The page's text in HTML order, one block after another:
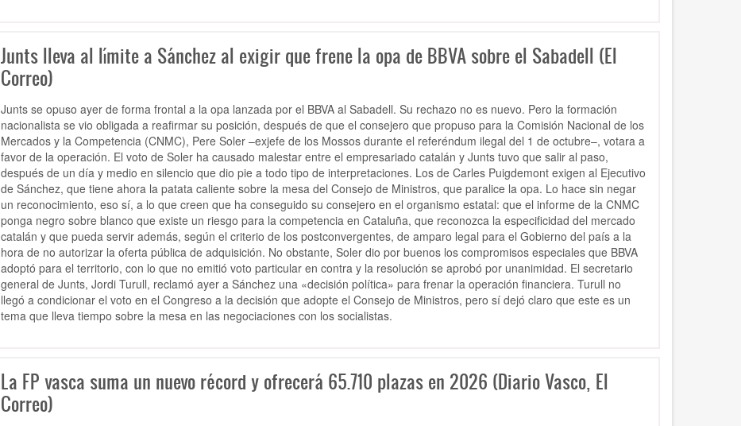
Junts lleva al límite a Sánchez al exigir que frene la opa de BBVA sobre el Sabadell (El
Correo)
Junts se opuso ayer de forma frontal a la opa lanzada por el BBVA al Sabadell. Su rechazo no es nuevo. Pero la formación
nacionalista se vio obligada a reafirmar su posición, después de que el consejero que propuso para la Comisión Nacional de los
Mercados y la Competencia (CNMC), Pere Soler –exjefe de los Mossos durante el referéndum ilegal del 1 de octubre–, votara a
favor de la operación. El voto de Soler ha causado malestar entre el empresariado catalán y Junts tuvo que salir al paso,
después de un día y medio en silencio que dio pie a todo tipo de interpretaciones. Los de Carles Puigdemont exigen al Ejecutivo
de Sánchez, que tiene ahora la patata caliente sobre la mesa del Consejo de Ministros, que paralice la opa. Lo hace sin negar
un reconocimiento, eso sí, a lo que creen que ha conseguido su consejero en el organismo estatal: que el informe de la CNMC
ponga negro sobre blanco que existe un riesgo para la competencia en Cataluña, que reconozca la especificidad del mercado
catalán y que pueda servir además, según el criterio de los postconvergentes, de amparo legal para el Gobierno del país a la
hora de no autorizar la oferta pública de adquisición. No obstante, Soler dio por buenos los compromisos especiales que BBVA
adoptó para el territorio, con lo que no emitió voto particular en contra y la resolución se aprobó por unanimidad. El secretario
general de Junts, Jordi Turull, reclamó ayer a Sánchez una «decisión política» para frenar la operación financiera. Turull no
llegó a condicionar el voto en el Congreso a la decisión que adopte el Consejo de Ministros, pero sí dejó claro que este es un
tema que lleva tiempo sobre la mesa en las negociaciones con los socialistas.
La FP vasca suma un nuevo récord y ofrecerá 65.710 plazas en 2026 (Diario Vasco, El
Correo)